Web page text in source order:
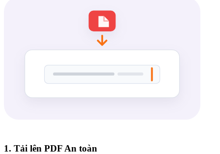
1. Tải lên PDF An toàn